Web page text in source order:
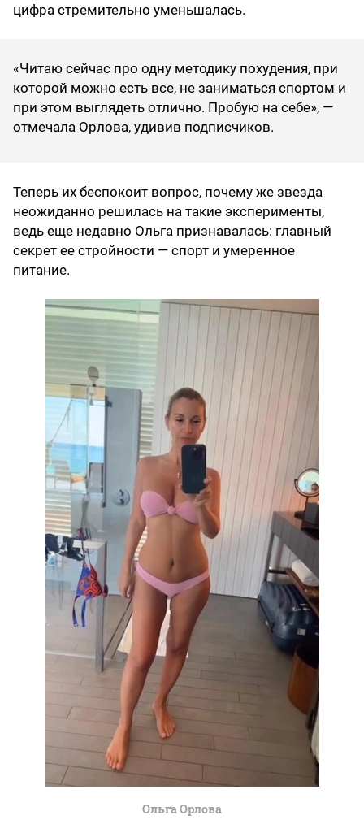
цифра стремительно уменьшалась.
«Читаю сейчас про одну методику похудения, при
которой можно есть все, не заниматься спортом и
при этом выглядеть отлично. Пробую на себе», —
отмечала Орлова, удивив подписчиков.
Теперь их беспокоит вопрос, почему же звезда
неожиданно решилась на такие эксперименты,
ведь еще недавно Ольга признавалась: главный
секрет ее стройности — спорт и умеренное
питание.
Ольга Орлова